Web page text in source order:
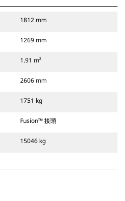
1812 mm
1269 mm
1.91 m²
2606 mm
1751 kg
Fusion™ 接頭
15046 kg